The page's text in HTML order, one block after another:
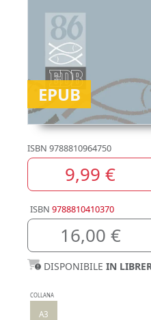
EPUB
ISBN 9788810964750
9,99 €
ISBN 9788810410370
16,00 €
DISPONIBILE IN
COLLANA
A3